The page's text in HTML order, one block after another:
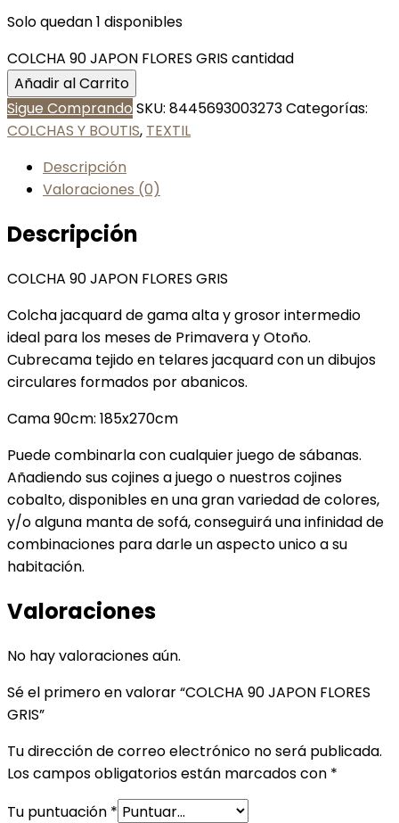
Solo quedan 1 disponibles
COLCHA 90 JAPON FLORES GRIS cantidad
Añadir al Carrito
Sigue Comprando SKU: 8445693003273Categorías:
COLCHAS Y BOUTIS, TEXTIL
Descripción
Valoraciones (0)
Descripción
COLCHA 90 JAPON FLORES GRIS
Colcha jacquard de gama alta y grosor intermedio
ideal para los meses de Primavera y Otoño.
Cubrecama tejido en telares jacquard con un dibujos
circulares formados por abanicos.
Cama 90cm: 185x270cm
Puede combinarla con cualquier juego de sábanas.
Añadiendo sus cojines a juego o nuestros cojines
cobalto, disponibles en una gran variedad de colores,
y/o alguna manta de sofá, conseguirá una infinidad de
combinaciones para darle un aspecto unico a su
habitación.
Valoraciones
No hay valoraciones aún.
Sé el primero en valorar “COLCHA 90 JAPON FLORES
GRIS”
Tu dirección de correo electrónico no será publicada.
Los campos obligatorios están marcados con *
Tu puntuación *